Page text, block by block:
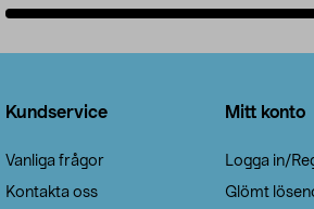
Kundservice
Vanliga frågor
Kontakta oss
Mitt konto
Logga in/
Glömt